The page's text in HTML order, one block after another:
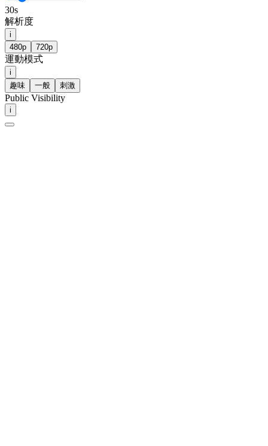
30s
解析度
i
480p
720p
運動模式
i
趣味
一般 刺激
Public Visibility
i